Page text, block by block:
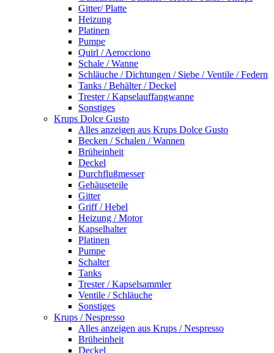
Gitter/ Platte
Heizung
Platinen
Pumpe
Quirl / Aerocciono
Schale / Wanne
Schläuche / Dichtungen / Siebe / Ventile / Federn
Tanks / Behälter / Deckel
Trester / Kapselauffangwanne
Sonstiges
Krups Dolce Gusto
Alles anzeigen aus Krups Dolce Gusto
Becken / Schalen / Wannen
Brüheinheit
Deckel
Durchflußmesser
Gehäuseteile
Gitter
Griff / Hebel
Heizung / Motor
Kapselhalter
Platinen
Pumpe
Schalter
Tanks
Trester / Kapselsammler
Ventile / Schläuche
Sonstiges
Krups / Nespresso
Alles anzeigen aus Krups / Nespresso
Brüheinheit
Deckel